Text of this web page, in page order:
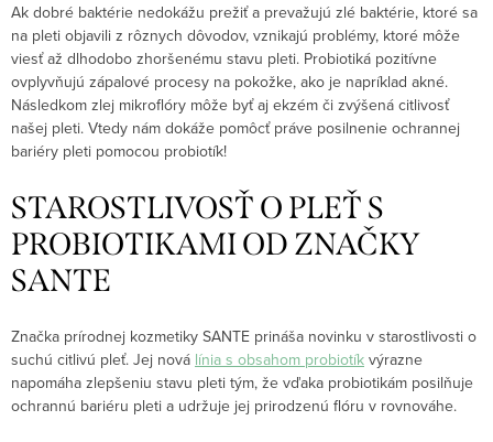
Ak dobré baktérie nedokážu prežiť a prevažujú zlé baktérie, ktoré sa
na pleti objavili z rôznych dôvodov, vznikajú problémy, ktoré môže
viesť až dlhodobo zhoršenému stavu pleti. Probiotiká pozitívne
ovplyvňujú zápalové procesy na pokožke, ako je napríklad akné.
Následkom zlej mikroflóry môže byť aj ekzém či zvýšená citlivosť
našej pleti. Vtedy nám dokáže pomôcť práve posilnenie ochrannej
bariéry pleti pomocou probiotík!
STAROSTLIVOSŤ O PLEŤ S
PROBIOTIKAMI OD ZNAČKY
SANTE
Značka prírodnej kozmetiky SANTE prináša novinku v starostlivosti o
suchú citlivú pleť. Jej nová línia s obsahom probiotík výrazne
napomáha zlepšeniu stavu pleti tým, že vďaka probiotikám posilňuje
ochrannú bariéru pleti a udržuje jej prirodzenú flóru v rovnováhe.